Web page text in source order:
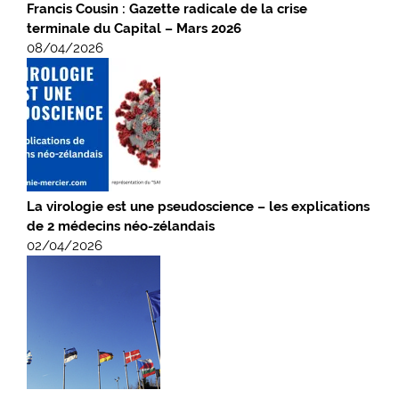
Francis Cousin : Gazette radicale de la crise
terminale du Capital – Mars 2026
08/04/2026
La virologie est une pseudoscience – les explications
de 2 médecins néo-zélandais
02/04/2026